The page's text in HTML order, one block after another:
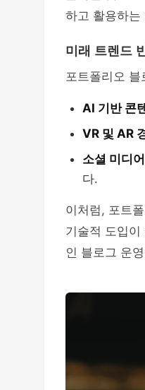
하고 활용하는
미래 트렌드
포트폴리오
AI 기반 콘
VR 및 AR
소셜 미디
다.
이처럼, 포트
기술적 도입이
인 블로그 운